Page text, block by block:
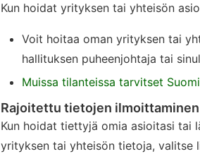
Kun hoidat yrityksen tai yhteisön
Voit hoitaa oman yrityksen tai
hallituksen puheenjohtaja tai
Muissa tilanteissa tarvitset
Rajoitettu tietojen
Kun hoidat tiettyjä omia asioitasi tai
yrityksen tai yhteisön tietoja, valitse